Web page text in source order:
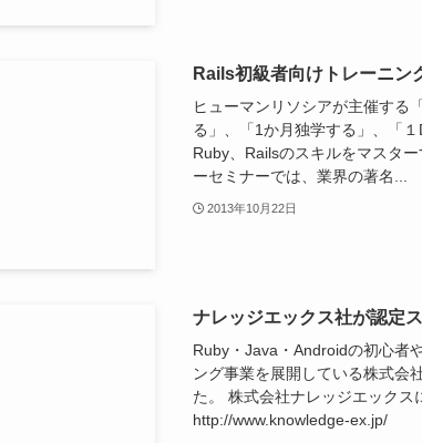
Rails初級者向けトレーニン
ヒューマンリソシアが主催する
る」、「1か月独学する」、「
Ruby、Railsのスキルをマスタ
ーセミナーでは、業界の著名...
2013年10月22日
ナレッジエックス社が認定
Ruby・Java・Androidの初心者
ング事業を展開している株式会
た。 株式会社ナレッジエックス
http://www.knowledge-ex.jp/